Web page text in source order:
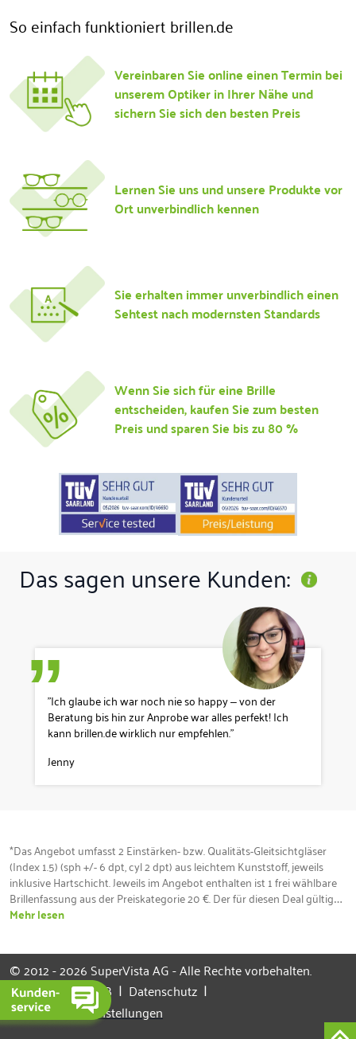
So einfach funktioniert brillen.de
Vereinbaren Sie online einen Termin bei
unserem Optiker in Ihrer Nähe und
sichern Sie sich den besten Preis
Lernen Sie uns und unsere Produkte vor
Ort unverbindlich kennen
Sie erhalten immer unverbindlich einen
Sehtest nach modernsten Standards
Wenn Sie sich für eine Brille
entscheiden, kaufen Sie zum besten
Preis und sparen Sie bis zu 80 %
Das sagen unsere Kunden:
”"Ich glaube ich war noch nie so happy – von der
Beratung bis hin zur Anprobe war alles perfekt! Ich
kann brillen.de wirklich nur empfehlen."
Jenny
*Das Angebot umfasst 2 Einstärken- bzw. Qualitäts-Gleitsichtgläser
(Index 1.5) (sph +/- 6 dpt, cyl 2 dpt) aus leichtem Kunststoff, jeweils
inklusive Hartschicht. Jeweils im Angebot enthalten ist 1 frei wählbare
Brillenfassung aus der Preiskategorie 20 €. Der für diesen Deal gültige
Gutscheincode muss dem brillen.de Optiker bei Bestellung vorgelegt
inklusive und kann durch eine Augenoptikmeister vor Ort oder durch
einen medizinischen Dienstleister unter augenärztlicher Aufsicht
ausgeführt werden. Lieferbereich soweit technisch möglich und
solange der Vorrat reicht.
Sowohl Angebotsdauer als auch verfügbares Kontingent können von
Mehr lesen
© 2012 - 2026 SuperVista AG - Alle Rechte vorbehalten.
Impressum
| AGB | Datenschutz |
Datenschutz-Einstellungen